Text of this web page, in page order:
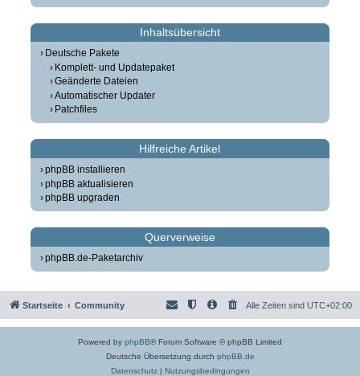
Inhaltsübersicht
Deutsche Pakete
Komplett- und Updatepaket
Geänderte Dateien
Automatischer Updater
Patchfiles
Hilfreiche Artikel
phpBB installieren
phpBB aktualisieren
phpBB upgraden
Querverweise
phpBB.de-Paketarchiv
Startseite Community Alle Zeiten sind UTC+02:00
Powered by phpBB® Forum Software © phpBB Limited
Deutsche Übersetzung durch phpBB.de
Datenschutz| Nutzungsbedingungen